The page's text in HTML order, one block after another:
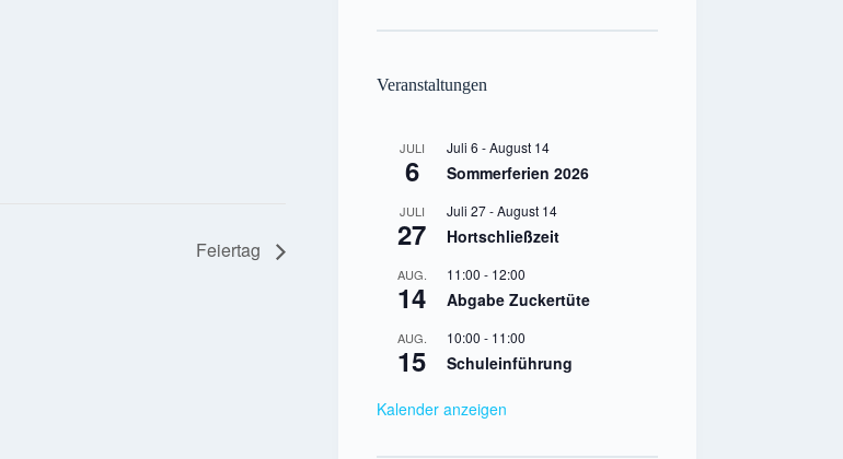
Feiertag
Veranstaltungen
JULI
6
Juli 6 -August 14
Sommerferien 2026
JULI
27
Juli 27-August 14
Hortschließzeit
AUG.
14
11:00 - 12:00
Abgabe Zuckertüte
AUG.
15
10:00 - 11:00
Schuleinführung
Kalender anzeigen